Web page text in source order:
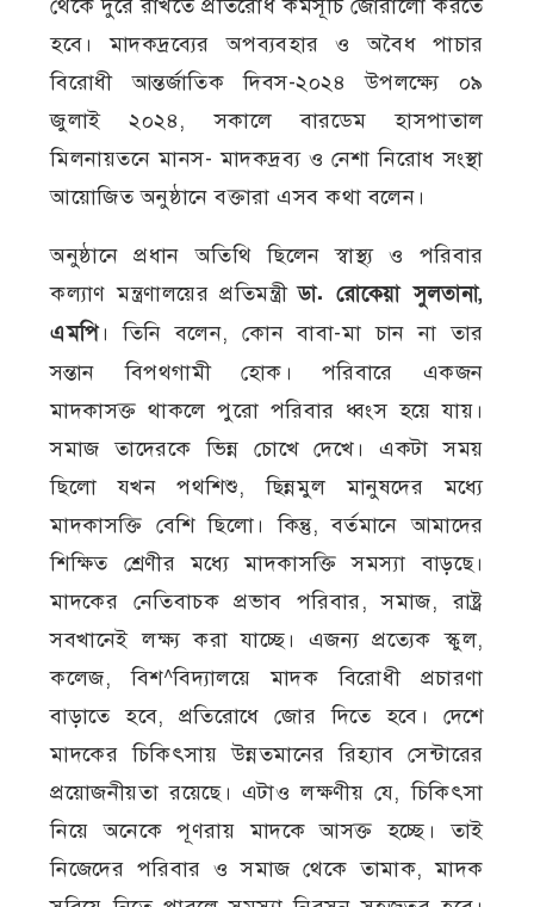
থেকে দুরে রাখতে প্রতিরোধ কর্মসূচি জোরালো করতে
হবে। মাদকদ্রব্যের অপব্যবহার ও অবৈধ পাচার
বিরোধী আন্তর্জাতিক দিবস-২০২৪ উপলক্ষ্যে ০৯
জুলাই ২০২৪, সকালে বারডেম হাসপাতাল
মিলনায়তনে মানস- মাদকদ্রব্য ও নেশা নিরোধ সংস্থা
আয়োজিত অনুষ্ঠানে বক্তারা এসব কথা বলেন।
অনুষ্ঠানে প্রধান অতিথি ছিলেন স্বাস্থ্য ও পরিবার
কল্যাণ মন্ত্রণালয়ের প্রতিমন্ত্রীডা. রোকেয়া সুলতানা,
এমপি। তিনি বলেন, কোন বাবা-মা চান না তার
সন্তান বিপথগামী হোক। পরিবারে একজন
মাদকাসক্ত থাকলে পুরো পরিবার ধ্বংস হয়ে যায়।
সমাজ তাদেরকে ভিন্ন চোখে দেখে। একটা সময়
ছিলো যখন পথশিশু, ছিন্নমুল মানুষদের মধ্যে
মাদকাসক্তি বেশি ছিলো। কিন্তু, বর্তমানে আমাদের
শিক্ষিত শ্রেণীর মধ্যে মাদকাসক্তি সমস্যা বাড়ছে।
মাদকের নেতিবাচক প্রভাব পরিবার, সমাজ, রাষ্ট্র
সবখানেই লক্ষ্য করা যাচ্ছে। এজন্য প্রত্যেক স্কুল,
কলেজ, বিশ^বিদ্যালয়ে মাদক বিরোধী প্রচারণা
বাড়াতে হবে, প্রতিরোধে জোর দিতে হবে। দেশে
মাদকের চিকিৎসায় উন্নতমানের রিহ্যাব সেন্টারের
প্রয়োজনীয়তা রয়েছে। এটাও লক্ষণীয় যে, চিকিৎসা
নিয়ে অনেকে পূণরায় মাদকে আসক্ত হচ্ছে। তাই
নিজেদের পরিবার ও সমাজ থেকে তামাক, মাদক